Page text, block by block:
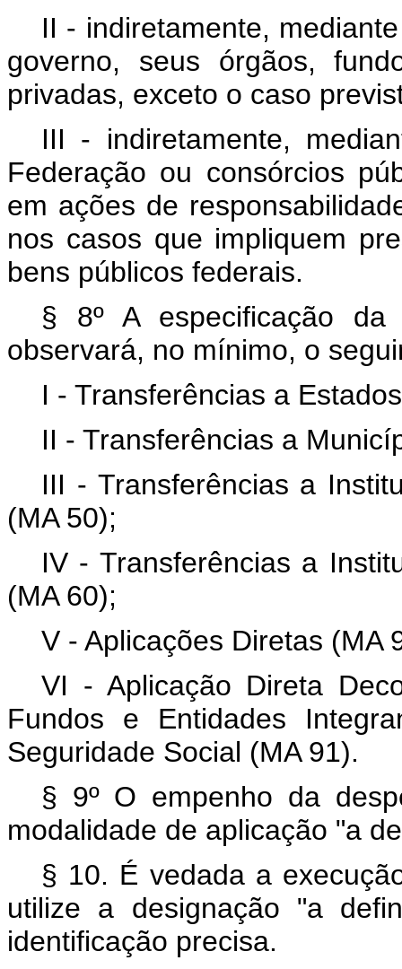
II - indiretamente,
governo, seus órgãos,
privadas, exceto o caso
III - indiretamente,
Federação ou consórcios
em ações de
nos casos que impliquem
bens públicos federais.
§ 8º A especificação
observará, no mínimo, o
I - Transferências a
II - Transferências a
III - Transferências a
(MA 50);
IV - Transferências a
(MA 60);
V - Aplicações Diretas (MA
VI - Aplicação Direta
Fundos e Entidades
Seguridade Social (MA 91).
§ 9º O empenho da
modalidade de aplicação "a
§ 10. É vedada a
utilize a designação "a
identificação precisa.